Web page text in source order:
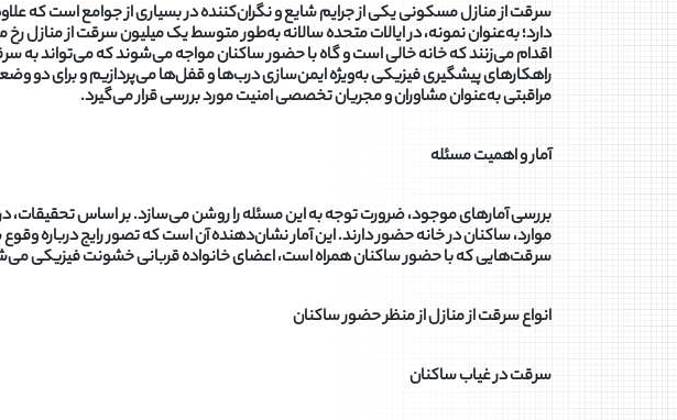
سرقت از منازل مسکونی یکی از جرایم شایع و نگران‌کننده در بسیاری از جوامع است که
دارد؛ به‌عنوان نمونه، در ایالات متحده سالانه به‌طور متوسط یک میلیون سرقت از
اقدام می‌زنند که خانه خالی است و گاه با حضور ساکنان مواجه می‌شوند که می‌تواند به
راهکارهای پیشگیری فیزیکی به‌ویژه ایمن‌سازی درب‌ها و قفل‌ها می‌پردازیم و برای
مراقبتی به‌عنوان مشاوران و مجریان تخصصی امنیت مورد بررسی قرار می‌گیرد.
آمار و اهمیت مسئله
سرقت‌هایی که با حضور ساکنان همراه است، اعضای خانواده قربانی خشونت فیزیکی
انواع سرقت از منازل از منظر حضور ساکنان
سرقت در غیاب ساکنان